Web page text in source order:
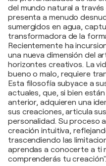
del mundo natural a
presenta a menudo
sumergidos en agua,
transformadora de la
Recientemente ha
una nueva dimensión del
horizontes creativos. La
bueno o malo, requiere
Esta filosofía subyace a
actuales, que, si bien
anterior, adquieren una
sus creaciones, articula
personalidad. Su proceso
creación intuitiva,
trascendiendo las
aprendas a conocerte a ti
comprenderás tu creación".